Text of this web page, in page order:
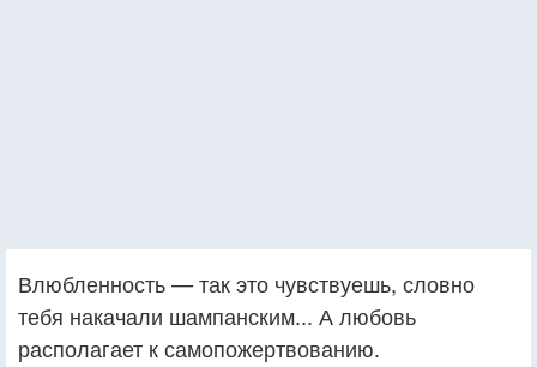
Влюбленность — так это чувствуешь, словно
тебя накачали шампанским... А любовь
располагает к самопожертвованию.